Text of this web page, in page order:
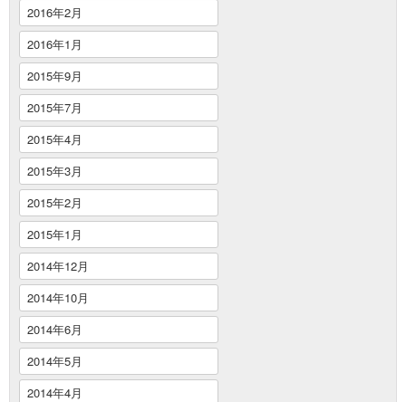
2016年2月
2016年1月
2015年9月
2015年7月
2015年4月
2015年3月
2015年2月
2015年1月
2014年12月
2014年10月
2014年6月
2014年5月
2014年4月